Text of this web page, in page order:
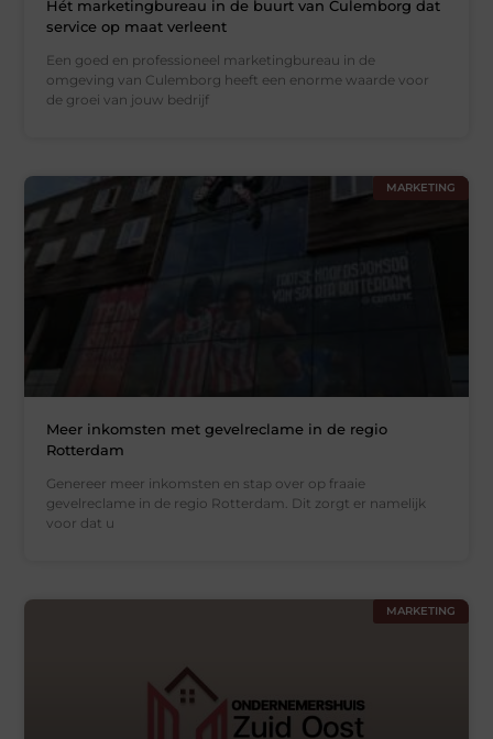
Hét marketingbureau in de buurt van Culemborg dat
service op maat verleent
Een goed en professioneel marketingbureau in de
omgeving van Culemborg heeft een enorme waarde voor
de groei van jouw bedrijf
MARKETING
Meer inkomsten met gevelreclame in de regio
Rotterdam
Genereer meer inkomsten en stap over op fraaie
gevelreclame in de regio Rotterdam. Dit zorgt er namelijk
voor dat u
MARKETING